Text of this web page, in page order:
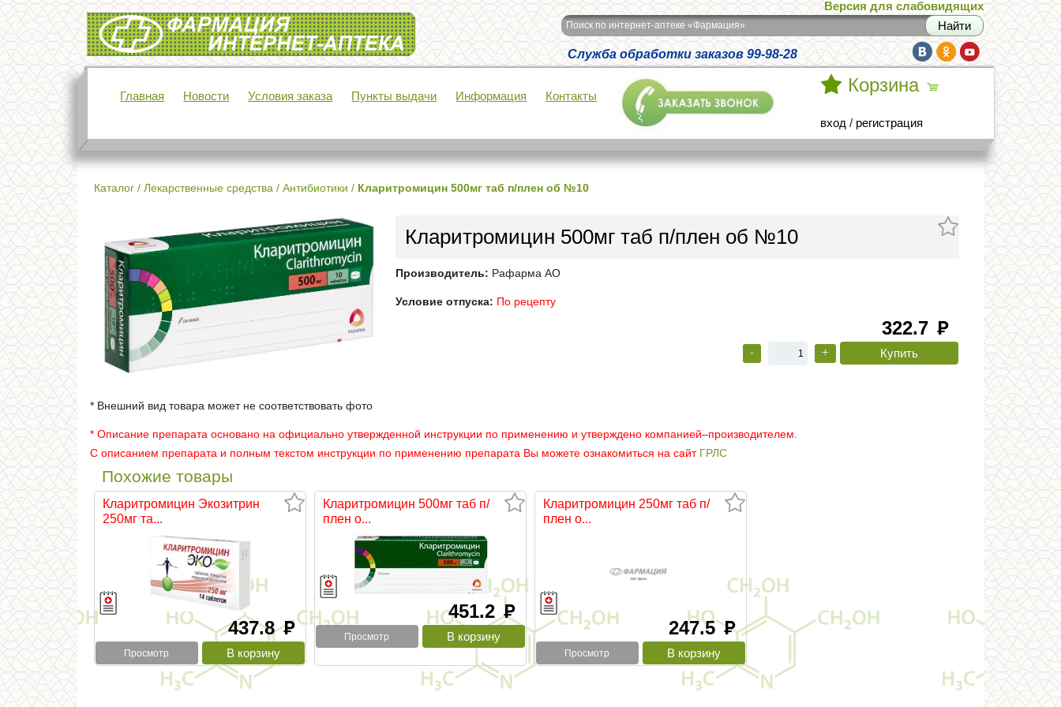
Интернет-аптека Фармация
Версия для слабовидящих
Поиск по интернет-аптеке «Фармация»
Служба обработки заказов 99-98-28
Главная Новости Условия заказа Пункты выдачи Информация Контакты
Корзина
вход / регистрация
Каталог / Лекарственные средства / Антибиотики / Кларитромицин 500мг таб п/плен об №10
Кларитромицин 500мг таб п/плен об №10
Производитель: Рафарма АО
Условие отпуска: По рецепту
322.7 руб
- +
* Внешний вид товара может не соответствовать фото
* Описание препарата основано на официально утвержденной инструкции по применению и утверждено компанией–производителем.
С описанием препарата и полным текстом инструкции по применению препарата Вы можете ознакомиться на сайт ГРЛС
Похожие товары
Кларитромицин Экозитрин
250мг та...
437.8руб
Просмотр
Кларитромицин 500мг таб п/
плен о...
451.2 руб
Просмотр
Кларитромицин 250мг таб п/
плен о...
247.5руб
Просмотр